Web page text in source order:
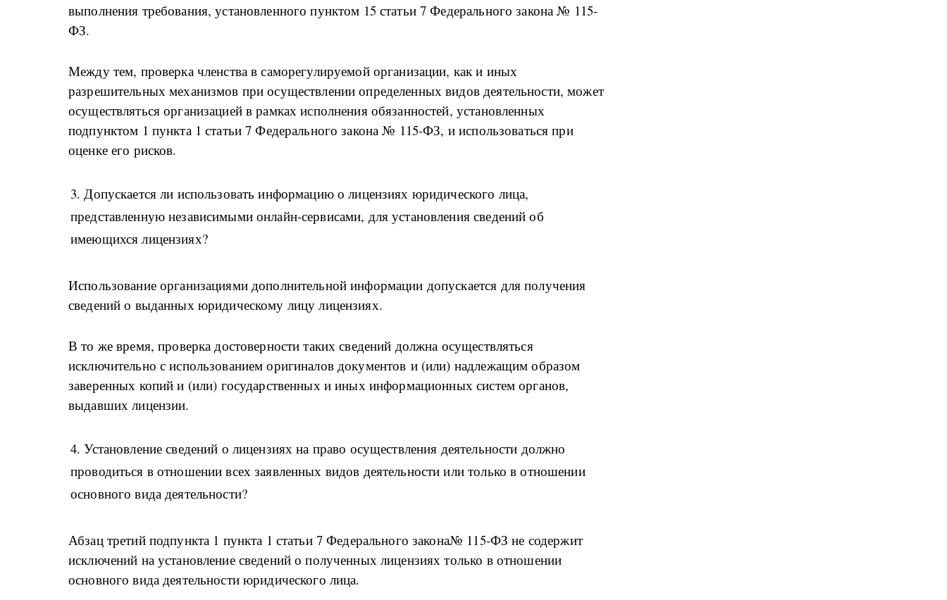
выполнения требования, установленного пунктом 15 статьи 7 Федерального закона № 115-
ФЗ.
Между тем, проверка членства в саморегулируемой организации, как и иных
разрешительных механизмов при осуществлении определенных видов деятельности, может
осуществляться организацией в рамках исполнения обязанностей, установленных
подпунктом 1 пункта 1 статьи 7 Федерального закона № 115-ФЗ, и использоваться при
оценке его рисков.
3. Допускается ли использовать информацию о лицензиях юридического лица,
представленную независимыми онлайн-сервисами, для установления сведений об
имеющихся лицензиях?
Использование организациями дополнительной информации допускается для получения
сведений о выданных юридическому лицу лицензиях.
В то же время, проверка достоверности таких сведений должна осуществляться
исключительно с использованием оригиналов документов и (или) надлежащим образом
заверенных копий и (или) государственных и иных информационных систем органов,
выдавших лицензии.
4. Установление сведений о лицензиях на право осуществления деятельности должно
проводиться в отношении всех заявленных видов деятельности или только в отношении
основного вида деятельности?
Абзац третий подпункта 1 пункта 1 статьи 7 Федерального закона№ 115-ФЗ не содержит
исключений на установление сведений о полученных лицензиях только в отношении
основного вида деятельности юридического лица.